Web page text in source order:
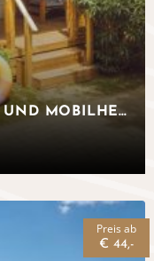
VALKANELA- LODGE ZELTE UND MOBILHEIME, ISTRIEN
Preis ab
€ 44,-